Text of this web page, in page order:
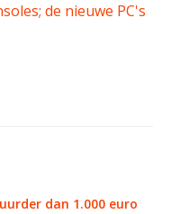
de nieuwe PC's
dan 1.000 euro